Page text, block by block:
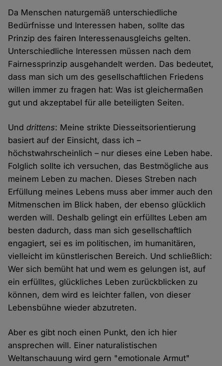
Da Menschen naturgemäß unterschiedliche
Bedürfnisse und Interessen haben, sollte das
Prinzip des fairen Interessenausgleichs gelten.
Unterschiedliche Interessen müssen nach dem
Fairnessprinzip ausgehandelt werden. Das bedeutet,
dass man sich um des gesellschaftlichen Friedens
willen immer zu fragen hat: Was ist gleichermaßen
gut und akzeptabel für alle beteiligten Seiten.
Unddrittens: Meine strikte Diesseitsorientierung
basiert auf der Einsicht, dass ich –
höchstwahrscheinlich – nur dieses eine Leben habe.
Folglich sollte ich versuchen, das Bestmögliche aus
meinem Leben zu machen. Dieses Streben nach
Erfüllung meines Lebens muss aber immer auch den
Mitmenschen im Blick haben, der ebenso glücklich
werden will. Deshalb gelingt ein erfülltes Leben am
besten dadurch, dass man sich gesellschaftlich
engagiert, sei es im politischen, im humanitären,
vielleicht im künstlerischen Bereich. Und schließlich:
Wer sich bemüht hat und wem es gelungen ist, auf
ein erfülltes, glückliches Leben zurückblicken zu
können, dem wird es leichter fallen, von dieser
Lebensbühne wieder abzutreten.
Aber es gibt noch einen Punkt, den ich hier
ansprechen will. Einer naturalistischen
Weltanschauung wird gern "emotionale Armut"